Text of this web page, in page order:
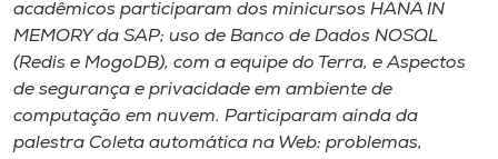
Editora
Rádio
acadêmicos participaram dos minicursos HANA IN
MEMORY da SAP; uso de Banco de Dados NOSQL
(Redis e MogoDB), com a equipe do Terra, e Aspectos
de segurança e privacidade em ambiente de
computação em nuvem. Participaram ainda da
palestra Coleta automática na Web: problemas,